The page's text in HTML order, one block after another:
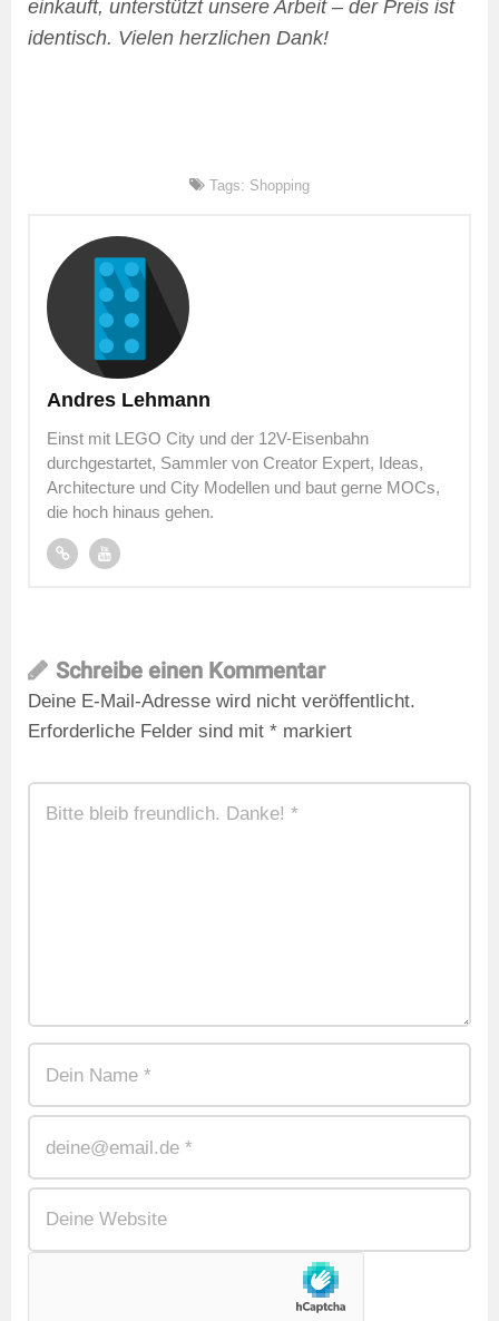
einkauft, unterstützt unsere Arbeit – der Preis ist
identisch. Vielen herzlichen Dank!
Tags: Shopping
Andres Lehmann
Einst mit LEGO City und der 12V-Eisenbahn
durchgestartet, Sammler von Creator Expert, Ideas,
Architecture und City Modellen und baut gerne MOCs,
die hoch hinaus gehen.
Schreibe einen Kommentar
Deine E-Mail-Adresse wird nicht veröffentlicht.
Erforderliche Felder sind mit * markiert